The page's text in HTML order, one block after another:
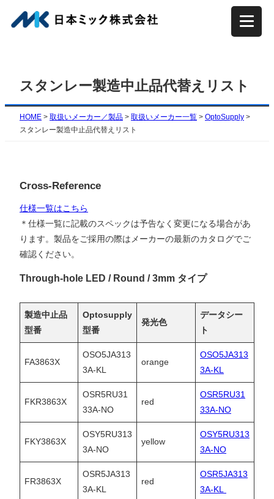
容
プ
スタンレー製造中止品代替えリスト
HOME > 取扱いメーカー／製品 > 取扱いメーカー一覧 > OptoSupply >
スタンレー製造中止品代替えリスト
Cross-Reference
仕様一覧はこちら
＊仕様一覧に記載のスペックは予告なく変更になる場合があ
ります。製品をご採用の際はメーカーの最新のカタログでご
確認ください。
Through-hole LED / Round / 3mm タイプ
製造中止品
型番
Optosupply
型番
発光色
データシー
ト
FA3863X
OSO5JA313
3A-KL
orange
OSO5JA313
3A-KL
FKR3863X
OSR5RU31
33A-NO
red
OSR5RU31
33A-NO
FKY3863X
OSY5RU313
3A-NO
yellow
OSY5RU313
3A-NO
FR3863X
OSR5JA313
3A-KL
red
OSR5JA313
3A-KL